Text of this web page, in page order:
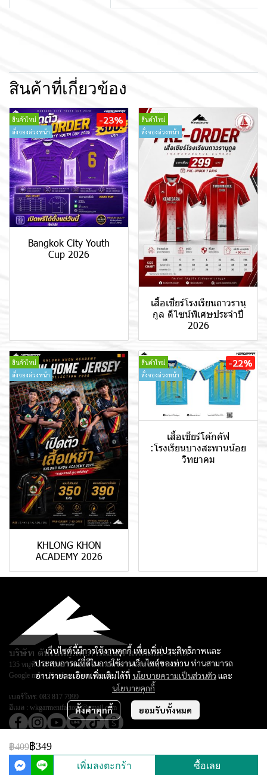
สินค้าที่เกี่ยวข้อง
สินค้าใหม่
สั่งจองล่วงหน้า
-23%
Bangkok City Youth
Cup 2026
สินค้าใหม่
สั่งจองล่วงหน้า
เสื้อเชียร์โรงเรียนถาวรานุ
กูล ดีไซน์พิเศษประจำปี
2026
สินค้าใหม่
สั่งจองล่วงหน้า
KHLONG KHON
ACADEMY 2026
สินค้าใหม่
สั่งจองล่วงหน้า
-22%
เสื้อเชียร์โค้กคัฟ
:โรงเรียนบางสะพานน้อย
วิทยาคม
฿409฿349
เพิ่มลงตะกร้า ซื้อเลย
เว็บไซต์นี้มีการใช้งานคุกกี้ เพื่อเพิ่มประสิทธิภาพและ
ประสบการณ์ที่ดีในการใช้งานเว็บไซต์ของท่าน ท่านสามารถ
อ่านรายละเอียดเพิ่มเติมได้ที่ นโยบายความเป็นส่วนตัว และ
นโยบายคุกกี้
ตั้งค่าคุกกี้ ยอมรับทั้งหมด
บริษัท ดับเบิลยู.เค.การ์เม้นท์ แฟคตอรี่ จำกัด
135 หมู่ที่ 3 ตำบลยางหย่อง อำเภอท่ายาง จ.เพชรบุรี 76130
Google map : Keadsara Sport Design
เบอร์โทร: 083 817 7999
อีเมล : wkgarmentfactory@gmail.com
© Copyright 2026 All Rights Reserved.